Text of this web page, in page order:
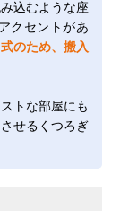
込むような座
クセントがあ
のため、搬入
トな部屋にも
せるくつろぎ